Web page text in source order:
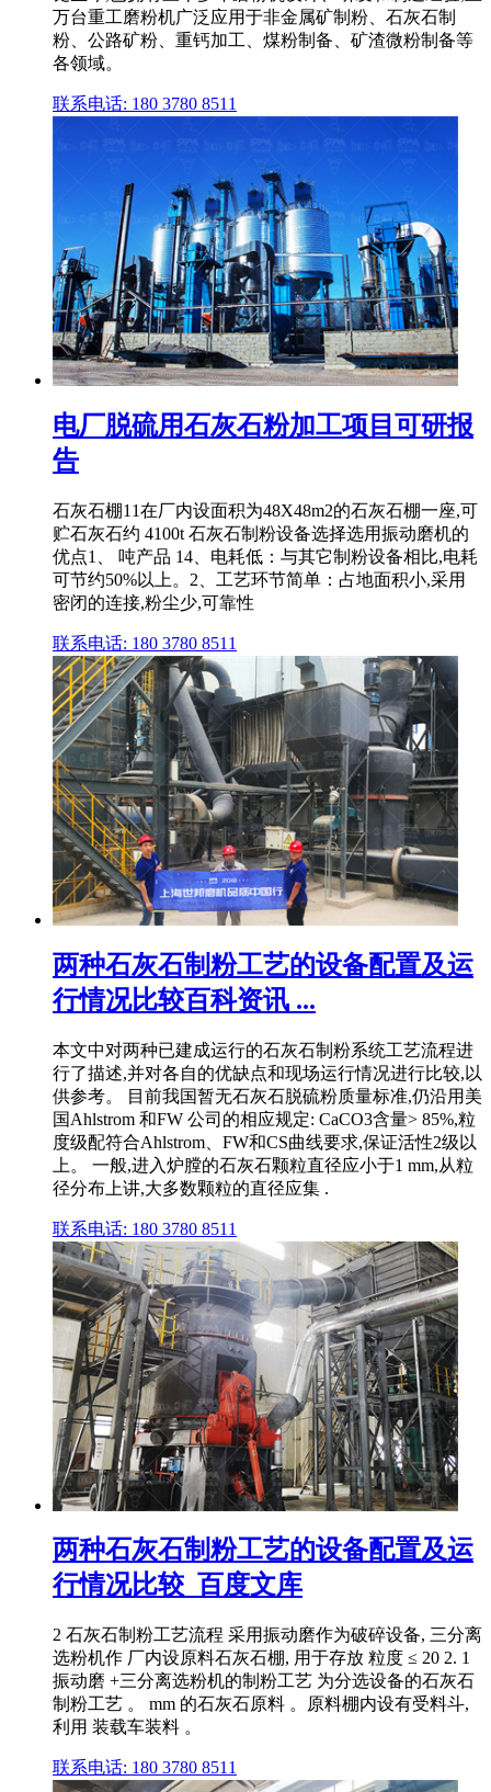
万台重工磨粉机广泛应用于非金属矿制粉、石灰石制
粉、公路矿粉、重钙加工、煤粉制备、矿渣微粉制备等
各领域。
联系电话: 180 3780 8511
电厂脱硫用石灰石粉加工项目可研报
告
石灰石棚11在厂内设面积为48X48m2的石灰石棚一座,可
贮石灰石约 4100t 石灰石制粉设备选择选用振动磨机的
优点1、 吨产品 14、电耗低：与其它制粉设备相比,电耗
可节约50%以上。2、工艺环节简单：占地面积小,采用
密闭的连接,粉尘少,可靠性
联系电话: 180 3780 8511
两种石灰石制粉工艺的设备配置及运
行情况比较百科资讯 ...
本文中对两种已建成运行的石灰石制粉系统工艺流程进
行了描述,并对各自的优缺点和现场运行情况进行比较,以
供参考。 目前我国暂无石灰石脱硫粉质量标准,仍沿用美
国Ahlstrom 和FW 公司的相应规定: CaCO3含量> 85%,粒
度级配符合Ahlstrom、FW和CS曲线要求,保证活性2级以
上。 一般,进入炉膛的石灰石颗粒直径应小于1 mm,从粒
径分布上讲,大多数颗粒的直径应集 .
联系电话: 180 3780 8511
两种石灰石制粉工艺的设备配置及运
行情况比较_百度文库
2 石灰石制粉工艺流程 采用振动磨作为破碎设备, 三分离
选粉机作 厂内设原料石灰石棚, 用于存放 粒度 ≤ 20 2. 1
振动磨 +三分离选粉机的制粉工艺 为分选设备的石灰石
制粉工艺 。 mm 的石灰石原料 。原料棚内设有受料斗,
利用 装载车装料 。
联系电话: 180 3780 8511